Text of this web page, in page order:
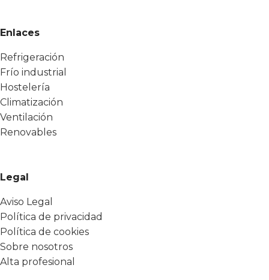
Enlaces
Refrigeración
Frío industrial
Hostelería
Climatización
Ventilación
Renovables
Legal
Aviso Legal
Política de privacidad
Política de cookies
Sobre nosotros
Alta profesional